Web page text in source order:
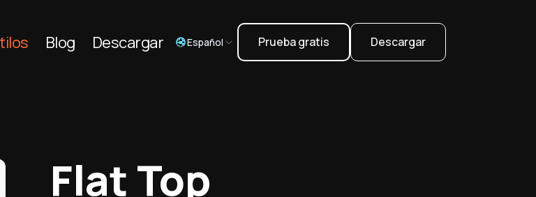
Blog Descargar Español Prueba gratis Descargar
Flat Top